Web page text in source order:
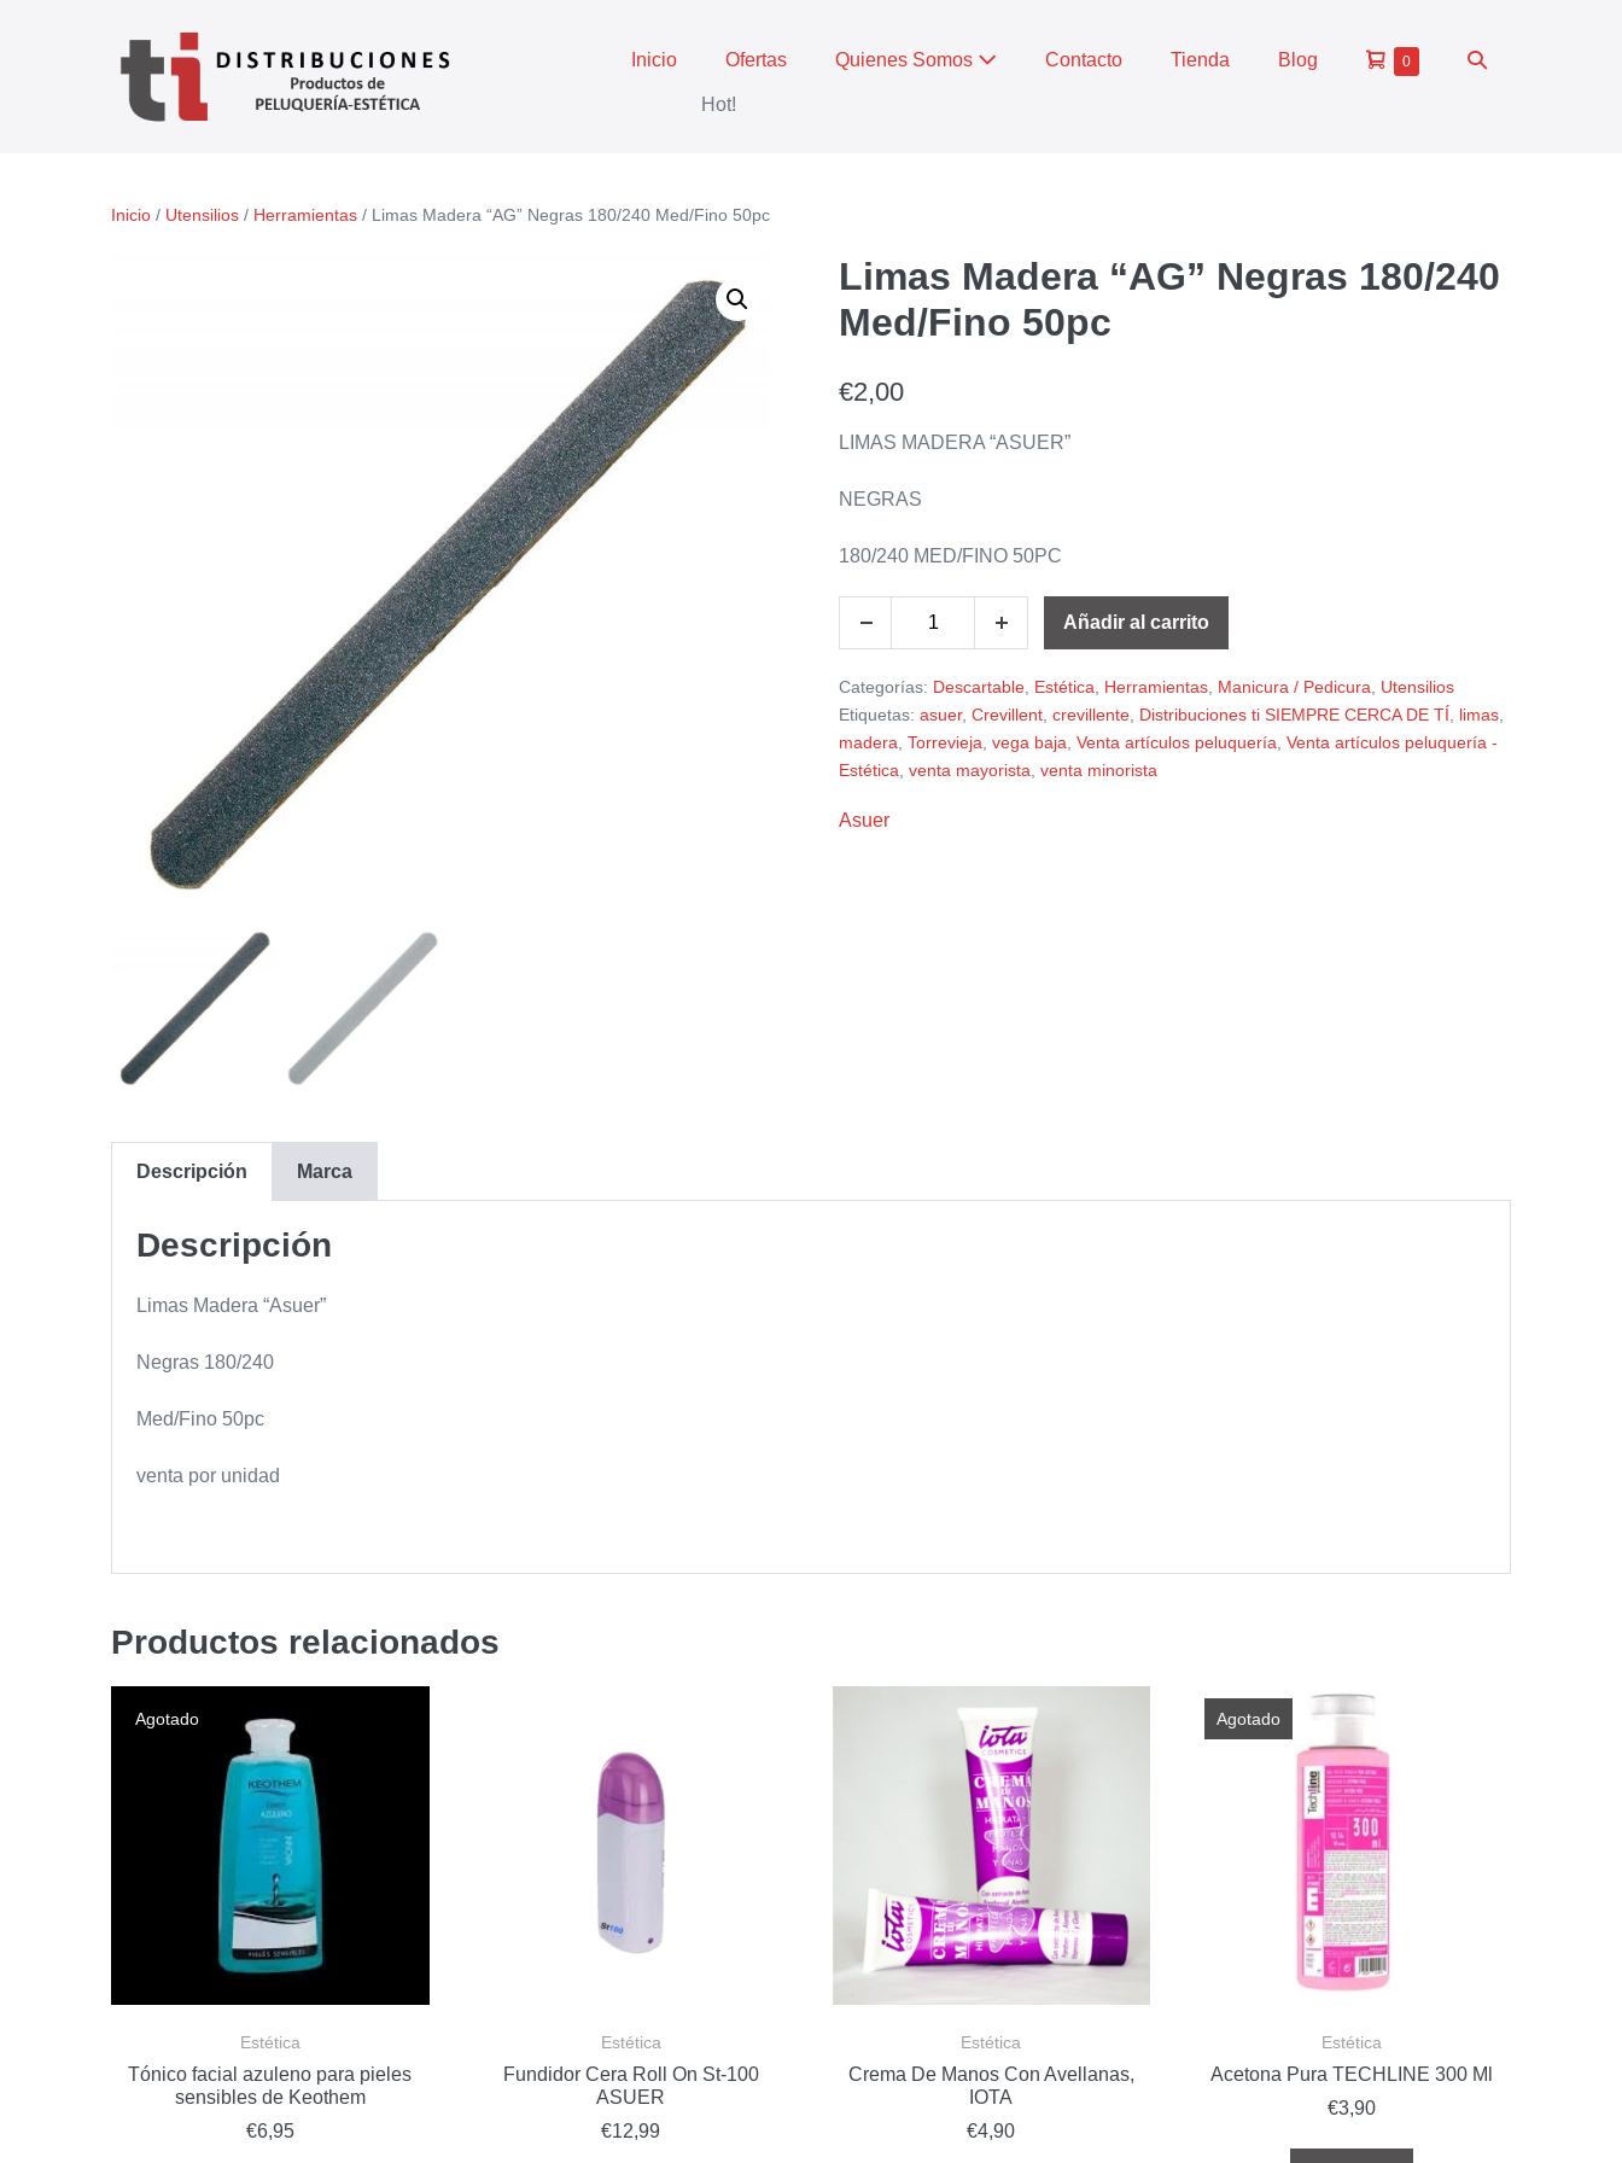
Inicio Ofertas
Hot!
Quienes Somos Contacto Tienda Blog 0
Inicio / Utensilios / Herramientas / Limas Madera “AG” Negras 180/240 Med/Fino 50pc
Limas Madera “AG” Negras 180/240
Med/Fino 50pc
€2,00
LIMAS MADERA “ASUER”
NEGRAS
180/240 MED/FINO 50PC
Añadir al carrito
Categorías: Descartable Estética Herramientas Manicura / Pedicura
Utensilios
Etiquetas:asuer,Crevillent ,crevillente Distribuciones ti SIEMPRE CERCA DE TÍ limas
madera ,Torrevieja ,vega baja ,Venta artículos peluquería ,Venta artículos peluquería -
Estética ,venta mayorista ,venta minorista
Asuer
Descripción Marca
Descripción
Limas Madera “Asuer”
Negras 180/240
Med/Fino 50pc
venta por unidad
Productos relacionados
Agotado
Estética
Tónico facial azuleno para pieles
sensibles de Keothem
€6,95
Estética
Fundidor Cera Roll On St-100
ASUER
€12,99
Estética
Crema De Manos Con Avellanas,
IOTA
€4,90
Agotado
Estética
Acetona Pura TECHLINE 300 Ml
€3,90